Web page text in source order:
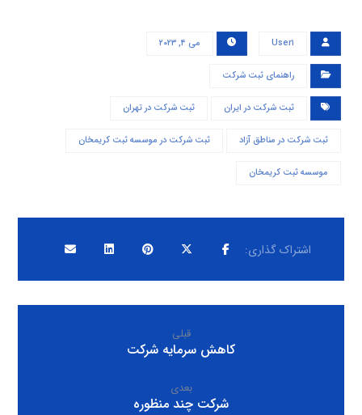
User۱ می ۴, ۲۰۲۳
راهنمای ثبت شرکت
ثبت شرکت در ایران ثبت شرکت در تهران
ثبت شرکت در مناطق آزاد ثبت شرکت در موسسه ثبت کریمخان
موسسه ثبت کریمخان
قبلی
کاهش سرمایه شرکت
بعدی
شرکت چند منظوره